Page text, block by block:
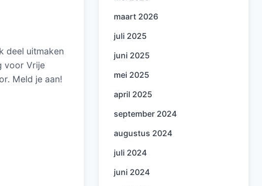
deel uitmaken
voor Vrije
Meld je aan!
maart 2026
juli 2025
juni 2025
mei 2025
april 2025
september 2024
augustus 2024
juli 2024
juni 2024